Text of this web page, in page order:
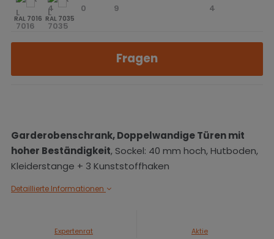
RAL 7016 RAL 7035
Fragen
Garderobenschrank,Doppelwandige Türenmit
hoher Beständigkeit, Sockel: 40 mm hoch, Hutboden,
Kleiderstange + 3 Kunststoffhaken
Detaillierte Informationen
Expertenrat Aktie